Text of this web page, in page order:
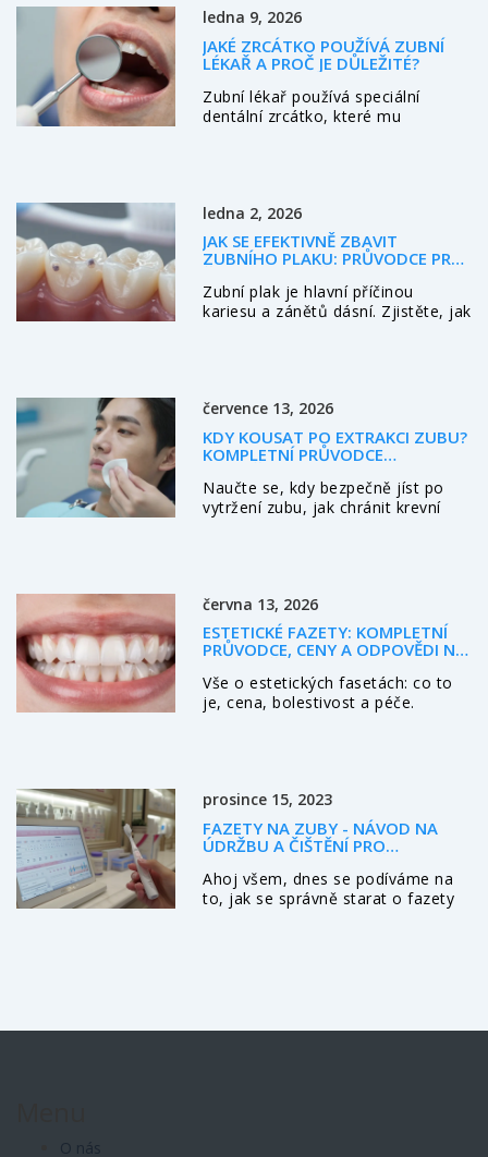
ledna 9, 2026
JAKÉ ZRCÁTKO POUŽÍVÁ ZUBNÍ
LÉKAŘ A PROČ JE DŮLEŽITÉ?
Zubní lékař používá speciální
dentální zrcátko, které mu
funguje a proč je tak důležité.
ledna 2, 2026
JAK SE EFEKTIVNĚ ZBAVIT
ZUBNÍHO PLAKU: PRŮVODCE PRO
Zubní plak je hlavní příčinou
kariesu a zánětů dásní. Zjistěte, jak
července 13, 2026
KDY KOUSAT PO EXTRAKCI ZUBU?
KOMPLETNÍ PRŮVODCE
Naučte se, kdy bezpečně jíst po
vytržení zubu, jak chránit krevní
června 13, 2026
ESTETICKÉ FAZETY: KOMPLETNÍ
PRŮVODCE, CENY A ODPOVĚDI NA
Vše o estetických fasetách: co to
je, cena, bolestivost a péče.
prosince 15, 2023
FAZETY NA ZUBY - NÁVOD NA
ÚDRŽBU A ČIŠTĚNÍ PRO
Ahoj všem, dnes se podíváme na
to, jak se správně starat o fazety
byste měli navštěvovat svého
O nás